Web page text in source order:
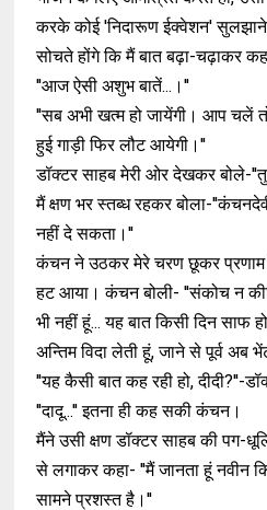
करके कोई 'निदारूण ईक्वेशन' सुलझाने
सोचते होंगे कि मैं बात बढ़ा-चढ़ाकर
''आज ऐसी अशुभ बातें...।''
''सब अभी खत्म हो जायेंगी। आप चलें
हुई गाड़ी फिर लौट आयेगी।''
डॉक्टर साहब मेरी ओर देखकर बोले-
मैं क्षण भर स्तब्ध रहकर बोला-
नहीं दे सकता।''
कंचन ने उठकर मेरे चरण छूकर प्रणाम
हट आया। कंचन बोली- ''संकोच न
भी नहीं हूं... यह बात किसी दिन
अन्तिम विदा लेती हूं, जाने से पूर्व अब
''यह कैसी बात कह रही हो, दीदी?''-
''दादू...'' इतना ही कह सकी कंचन।
मैंने उसी क्षण डॉक्टर साहब की पग-
से लगाकर कहा- ''मैं जानता हूं नवीन कि
सामने प्रशस्त है।''